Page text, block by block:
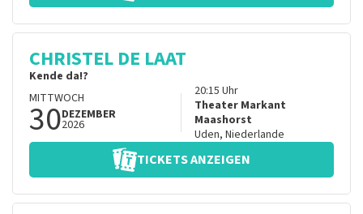
CHRISTEL DE LAAT
Kende da!?
MITTWOCH
30DEZEMBER
2026
20:15 Uhr
Theater Markant
Maashorst
Uden, Niederlande
TICKETS ANZEIGEN